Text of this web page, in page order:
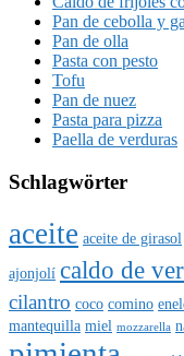
Pan de cebolla y
Pan de olla
Pasta con pesto
Tofu
Pan de nuez
Pasta para pizza
Paella de verduras
Schlagwörter
aceite aceite de girasol
ajonjolí caldo de
cilantro coco comino
mantequilla miel mozzarella